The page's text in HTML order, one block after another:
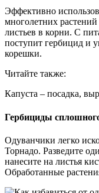
Эффективно
многолетних
листьев в корни. С
поступит гербицид и
корешки.
Читайте также:
Капуста – посадка,
Гербициды
Одуванчики легко
Торнадо. Разведите
нанесите на листья
Обработанные